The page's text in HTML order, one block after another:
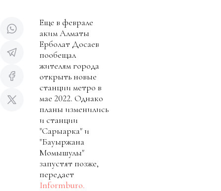
Еще в феврале
аким Алматы
Ерболат Досаев
пообещал
жителям города
открыть новые
станции метро в
мае 2022. Однако
планы изменились
и станции
"Сарыарка" и
"Бауыржана
Момышулы"
запустят позже,
передает
Informburo.